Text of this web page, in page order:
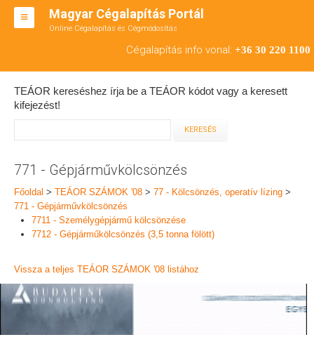
Magyar Cégalapítás Portál
Online Cégalapítás és Cégmódosítás
Cégalapítás info vonal: +36 30 220 1100
BT ALAPÍTÁS
RT ALAPÍTÁS
TEÁOR SZÁMOK '08
ENGEDÉLYKÖTELES
IRODÁK
TEÁOR kereséshez írja be a TEÁOR kódot vagy a keresett
kifejezést!
771 - Gépjárművkölcsönzés
Főoldal > TEÁOR SZÁMOK '08 > 77 - Kölcsönzés, operatív lízing >
771 - Gépjárművkölcsönzés
7711 - Személygépjármű kölcsönzése
7712 - Gépjárműkölcsönzés (3,5 tonna fölött)
Vissza a teljes TEÁOR SZÁMOK '08 listához